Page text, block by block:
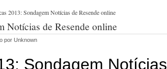
2013: Sondagem Notícias de Resende online
Notícias de Resende online
por Unknown